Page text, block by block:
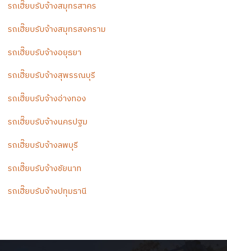
รถเฮี๊ยบรับจ้างสมุทรสาคร
รถเฮี๊ยบรับจ้างสมุทรสงคราม
รถเฮี๊ยบรับจ้างอยุธยา
รถเฮี๊ยบรับจ้างสุพรรณบุรี
รถเฮี๊ยบรับจ้างอ่างทอง
รถเฮี๊ยบรับจ้างนครปฐม
รถเฮี๊ยบรับจ้างลพบุรี
รถเฮี๊ยบรับจ้างชัยนาท
รถเฮี๊ยบรับจ้างปทุมธานี